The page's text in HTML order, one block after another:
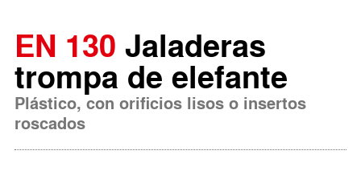
EN 130 Jaladeras
trompa de elefante
Plástico, con orificios lisos o insertos
roscados